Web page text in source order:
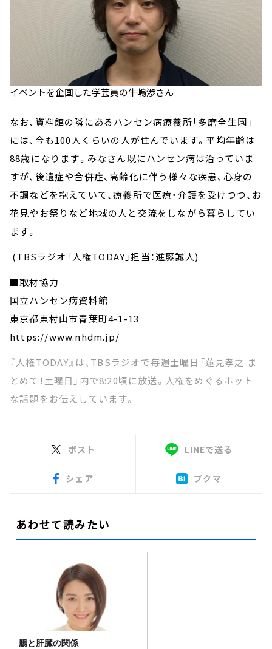
イベントを企画した学芸員の牛嶋渉さん
なお、資料館の隣にあるハンセン病療養所「多磨全生園」
には、今も100人くらいの人が住んでいます。平均年齢は
88歳になります。みなさん既にハンセン病は治っていま
すが、後遺症や合併症、高齢化に伴う様々な疾患、心身の
不調などを抱えていて、療養所で医療・介護を受けつつ、お
花見やお祭りなど地域の人と交流をしながら暮らしてい
ます。
(TBSラジオ「人権TODAY」担当：進藤誠人)
■取材協力
国立ハンセン病資料館
東京都東村山市青葉町4-1-13
https://www.nhdm.jp/
『人権TODAY』は、TBSラジオで毎週土曜日「蓮見孝之 ま
とめて！土曜日」内で8:20頃に放送。人権をめぐるホット
な話題をお伝えしています。
ポスト LINEで送る
シェア ブクマ
あわせて読みたい
腸と肝臓の関係